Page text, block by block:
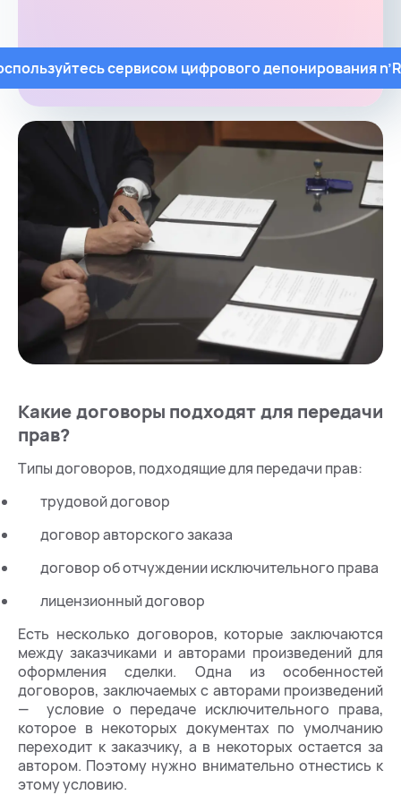
сервисом цифрового депонирования
Какие договоры подходят для передачи
прав?
Типы договоров, подходящие для передачи прав:
трудовой договор
договор авторского заказа
договор об отчуждении исключительного права
лицензионный договор
Есть несколько договоров, которые заключаются
между заказчиками и авторами произведений для
оформления сделки. Одна из особенностей
договоров, заключаемых с авторами произведений
— условие о передаче исключительного права,
которое в некоторых документах по умолчанию
переходит к заказчику, а в некоторых остается за
автором. Поэтому нужно внимательно отнестись к
этому условию.